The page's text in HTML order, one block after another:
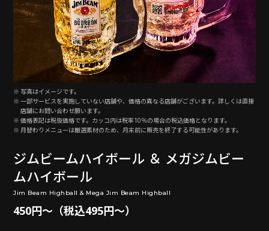
写真はイメージです。
一部サービスを実施していない店舗や、価格の異なる店舗がございます。詳しくは直接
店舗にお問い合わせ願います。
価格表記は税抜価格です。カッコ内は税率10％の場合の税込価格となります。
月替わりメニューは厳選素材のため、月末前に販売を終了する可能性があります。
ジムビームハイボール ＆ メガジムビー
ムハイボール
Jim Beam Highball & Mega Jim Beam Highball
450円～（税込495円～）